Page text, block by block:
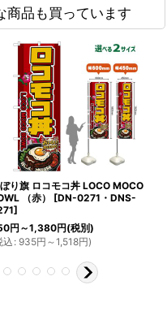
商品も買っています
り旗 ロコモコ丼 LOCO MOCO
（赤）
[DN-0271・DNS-
]
円 ～1,380円(税別)
込 : 935円 ～1,518円)